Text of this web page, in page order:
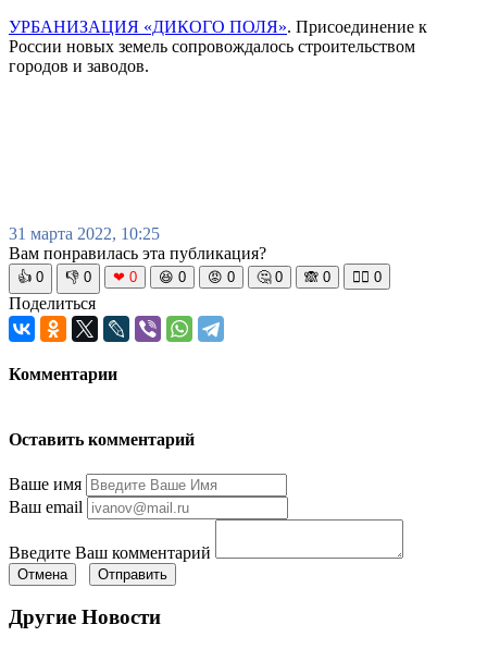
УРБАНИЗАЦИЯ «ДИКОГО ПОЛЯ». Присоединение к
России новых земель сопровождалось строительством
городов и заводов.
31 марта 2022, 10:25
Вам понравилась эта публикация?
👍 0 👎 0 ❤ 0 😆 0 😡 0 🤔 0 🙈 0 🧘‍♀️ 0
Поделиться
Комментарии
Оставить комментарий
Ваше имя
Ваш email
Введите Ваш комментарий
Отмена Отправить
Другие Новости